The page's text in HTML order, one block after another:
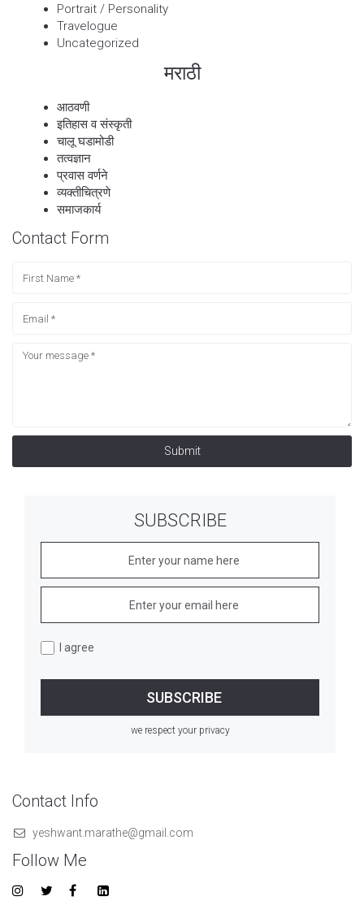
Portrait / Personality
Travelogue
Uncategorized
मराठी
आठवणी
इतिहास व संस्कृती
चालू घडामोडी
तत्वज्ञान
प्रवास वर्णने
व्यक्तीचित्रणे
समाजकार्य
Contact Form
Submit
SUBSCRIBE
I agree
we respect your privacy
Contact Info
yeshwant.marathe@gmail.com
Follow Me